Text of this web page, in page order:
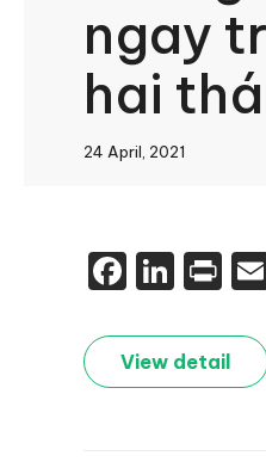
ngay
hai
24 April, 2021
View detail